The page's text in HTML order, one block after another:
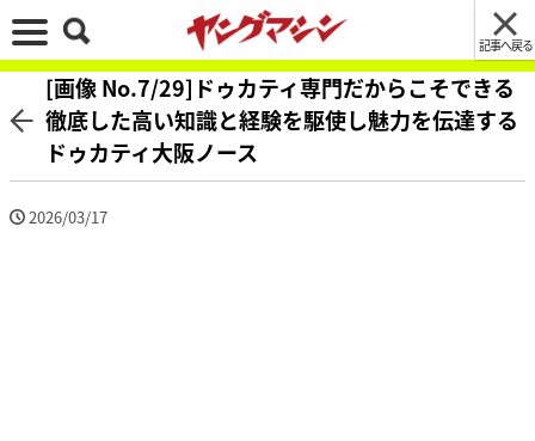
記事へ戻る
[画像 No.7/29]ドゥカティ専門だからこそできる
徹底した高い知識と経験を駆使し魅力を伝達する
ドゥカティ大阪ノース
2026/03/17